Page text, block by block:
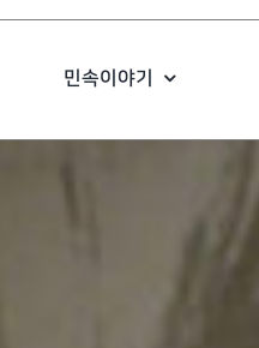
민속이야기